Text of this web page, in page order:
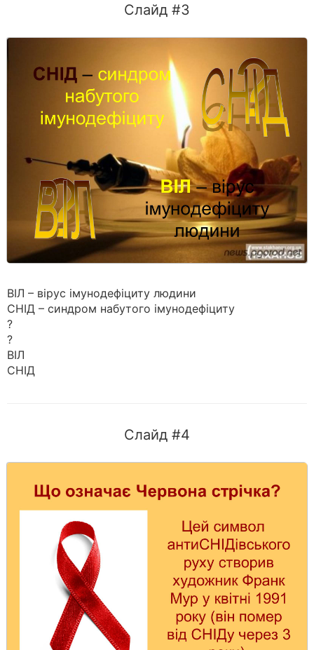
Слайд #3
ВІЛ – вірус імунодефіциту людини
СНІД – синдром набутого імунодефіциту
?
?
ВІЛ
СНІД
Слайд #4